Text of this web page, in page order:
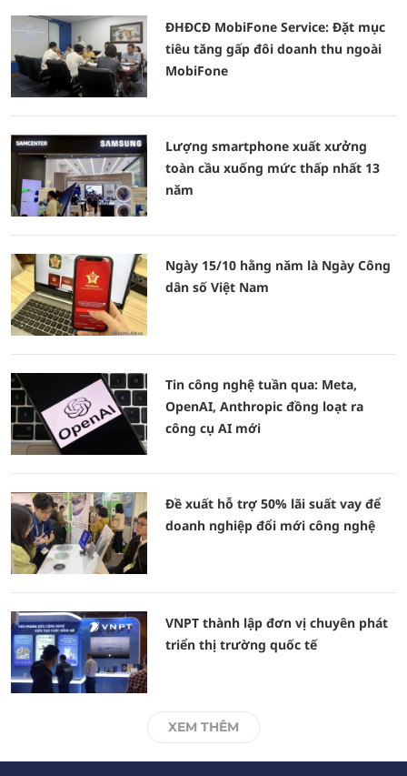
ĐHĐCĐ MobiFone Service: Đặt mục
tiêu tăng gấp đôi doanh thu ngoài
MobiFone
Lượng smartphone xuất xưởng
toàn cầu xuống mức thấp nhất 13
năm
Ngày 15/10 hằng năm là Ngày Công
dân số Việt Nam
Tin công nghệ tuần qua: Meta,
OpenAI, Anthropic đồng loạt ra
công cụ AI mới
Đề xuất hỗ trợ 50% lãi suất vay để
doanh nghiệp đổi mới công nghệ
VNPT thành lập đơn vị chuyên phát
triển thị trường quốc tế
XEM THÊM